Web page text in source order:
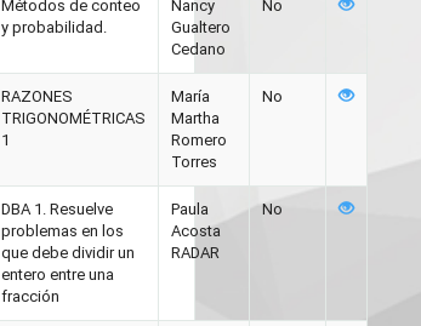
Métodos de conteo
y probabilidad.
Nancy
Gualtero
Cedano
No
RAZONES
TRIGONOMÉTRICAS
1
María
Martha
Romero
Torres
No
DBA 1. Resuelve
problemas en los
que debe dividir un
entero entre una
fracción
Paula
Acosta
RADAR
No